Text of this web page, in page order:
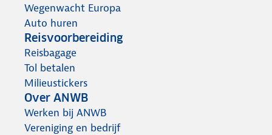
Wegenwacht Europa
Auto huren
Reisvoorbereiding
Reisbagage
Tol betalen
Milieustickers
Over ANWB
Werken bij ANWB
Vereniging en bedrijf